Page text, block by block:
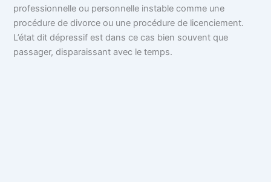
professionnelle ou personnelle instable comme une
procédure de divorce ou une procédure de licenciement.
L’état dit dépressif est dans ce cas bien souvent que
passager, disparaissant avec le temps.